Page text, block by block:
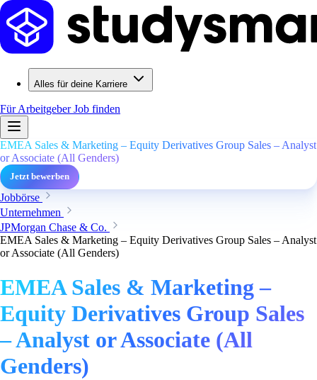
Alles für deine Karriere
Für ArbeitgeberJob finden
EMEA Sales & Marketing – Equity Derivatives Group Sales – Analyst
or Associate (All Genders)
Jetzt bewerben
Jobbörse
Unternehmen
JPMorgan Chase & Co.
EMEA Sales & Marketing – Equity Derivatives Group Sales – Analyst
or Associate (All Genders)
EMEA Sales & Marketing –
Equity Derivatives Group Sales
– Analyst or Associate (All
Genders)